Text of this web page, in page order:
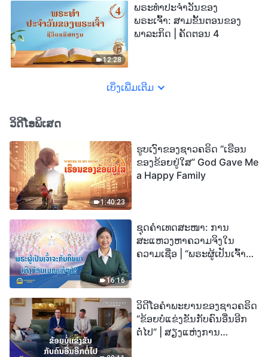
12:28
ພຣະທຳປະຈຳວັນຂອງ
ພຣະເຈົ້າ: ສາມຂັ້ນຕອນຂອງ
ພາລະກິດ | ຄັດຕອນ 4
ເບິ່ງເພີ່ມເຕີມ
ວິດີໂອພິເສດ
1:40:23
ຮູບເງົາຂອງຊາວຄຣິດ “ເຮືອນ
ຂອງຂ້ອຍຢູ່ໃສ” God Gave Me
a Happy Family
16:16
ຊຸດຄຳເທດສະໜາ: ການ
ສະແຫວງຫາຄວາມຈິງໃນ
ຄວາມເຊື່ອ | “ພຣະຜູ້ເປັນເຈົ້າຈະ
ວິດີໂອຄຳພະຍານຂອງຊາວຄຣິດ
“ຂ້ອຍບໍ່ແຂ່ງຂັນກັບຄົນອື່ນອີກ
ຕໍ່ໄປ” | ສຽງແຫ່ງການ